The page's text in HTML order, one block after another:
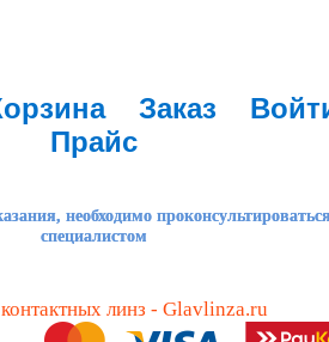
Заказ
Прайс
необходимо
специалистом
линз - Glavlinza.ru